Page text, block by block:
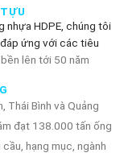
nhựa HDPE, chúng tôi
ứng với các tiêu
lên tới 50 năm
Thái Bình và Quảng
đạt 138.000 tấn ống
hạng mục, ngành